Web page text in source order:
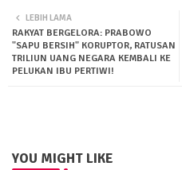
LEBIH LAMA
RAKYAT BERGELORA: PRABOWO
"SAPU BERSIH" KORUPTOR, RATUSAN
TRILIUN UANG NEGARA KEMBALI KE
PELUKAN IBU PERTIWI!
YOU MIGHT LIKE